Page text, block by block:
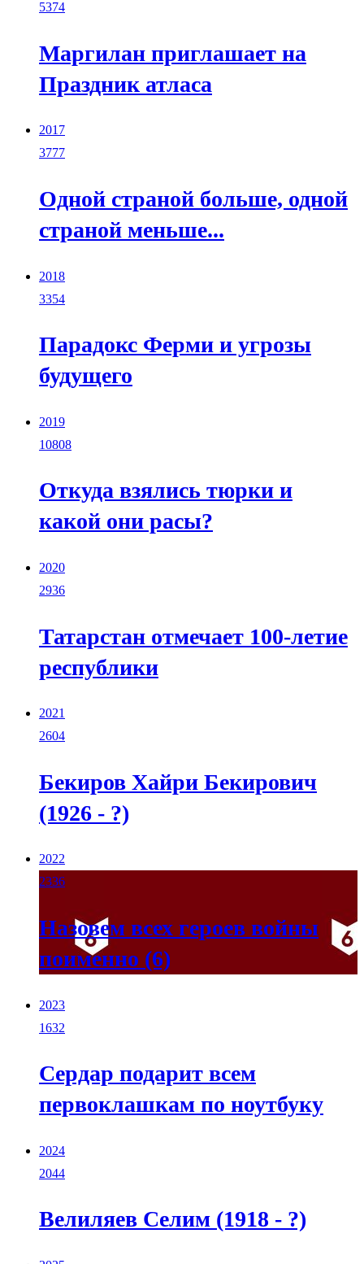
5374
Маргилан приглашает на
Праздник атласа
2017
3777
Одной страной больше, одной
страной меньше...
2018
3354
Парадокс Ферми и угрозы
будущего
2019
10808
Откуда взялись тюрки и
какой они расы?
2020
2936
Татарстан отмечает 100-летие
республики
2021
2604
Бекиров Хайри Бекирович
(1926 - ?)
2022
2336
Назовем всех героев войны
поименно (6)
2023
1632
Сердар подарит всем
первоклашкам по ноутбуку
2024
2044
Велиляев Селим (1918 - ?)